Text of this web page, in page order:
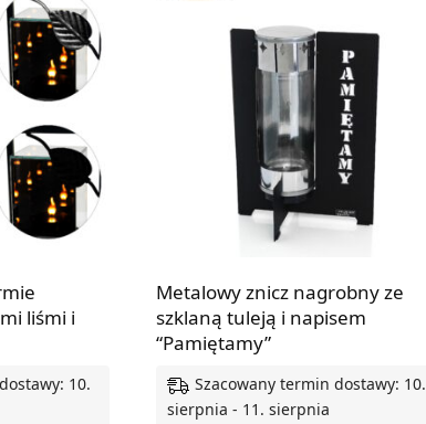
liśmi i
10.
Metalowy znicz nagrobny ze
szklaną tuleją i napisem
“Pamiętamy”
Szacowany termin dostawy: 10.
sierpnia - 11. sierpnia